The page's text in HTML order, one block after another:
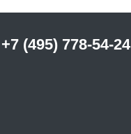
+7 (495) 778-54-24